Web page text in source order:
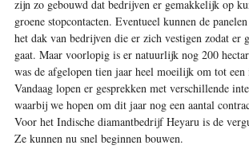
zijn zo gebouwd dat bedrijven er gemakkelijk op
groene stopcontacten. Eventueel kunnen de
het dak van bedrijven die er zich vestigen zodat er
gaat. Maar voorlopig is er natuurlijk nog 200
was de afgelopen tien jaar heel moeilijk om tot
Vandaag lopen er gesprekken met verschillende
waarbij we hopen om dit jaar nog een aantal
Voor het Indische diamantbedrijf Heyaru is de
Ze kunnen nu snel beginnen bouwen.